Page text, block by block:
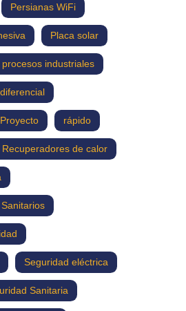
Persianas WiFi
Placa solar
procesos industriales
Proyecto rápido
Recuperadores de calor
Sanitarios
Seguridad eléctrica
Sanitaria